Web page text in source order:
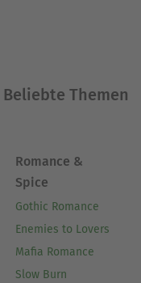
Beliebte Themen
Romance &
Spice
Gothic Romance
Enemies to Lovers
Mafia Romance
Slow Burn